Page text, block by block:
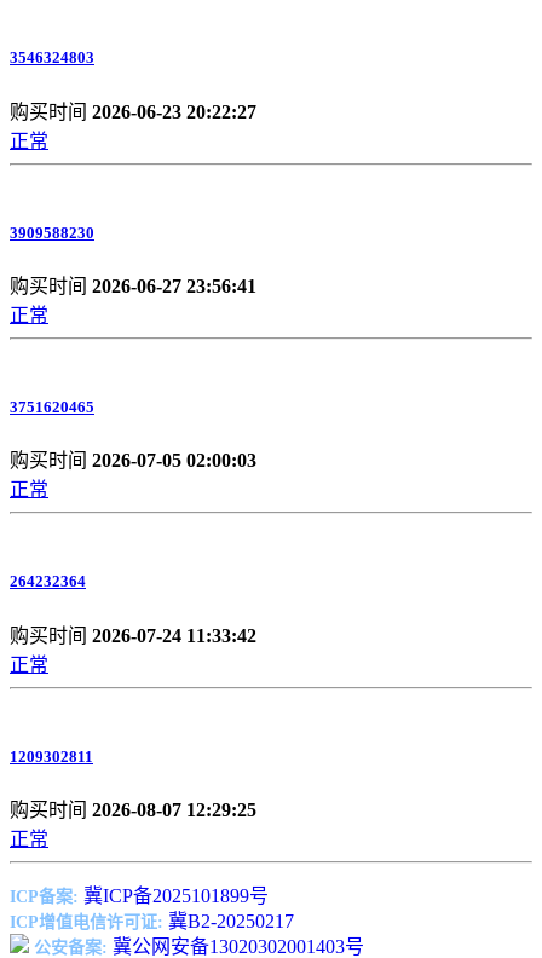
3546324803
购买时间 2026-06-23 20:22:27
正常
3909588230
购买时间 2026-06-27 23:56:41
正常
3751620465
购买时间 2026-07-05 02:00:03
正常
264232364
购买时间 2026-07-24 11:33:42
正常
1209302811
购买时间 2026-08-07 12:29:25
正常
ICP备案: 冀ICP备2025101899号
ICP增值电信许可证: 冀B2-20250217
公安备案: 冀公网安备13020302001403号